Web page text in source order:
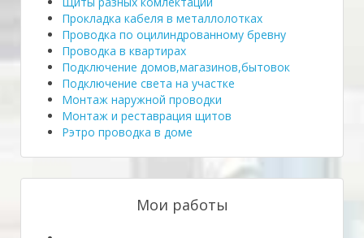
Прокладка кабеля в металлолотках
Проводка по оцилиндрованному бревну
Проводка в квартирах
Подключение домов,магазинов,бытовок
Подключение света на участке
Монтаж наружной проводки
Монтаж и реставрация щитов
Рэтро проводка в доме
Мои работы